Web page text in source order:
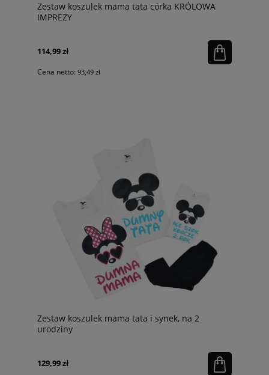
Zestaw koszulek mama tata córka KRÓLOWA
IMPREZY
114,99 zł
Cena netto: 93,49 zł
Zestaw koszulek mama tata i synek, na 2
urodziny
129,99 zł